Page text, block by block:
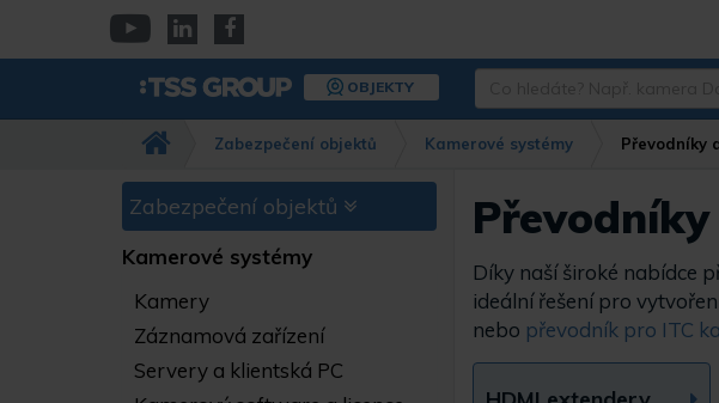
YouTubeLinkedinFacebook
OBJEKTY
Co
Např.
kamera
HFW…
Zabezpečení objektů Kamerové systémy Převodníky
Zabezpečení objektů
Kamerové systémy
Kamery
Záznamová zařízení
Servery a klientská PC
Díky naší široké nabídce
ideální řešení pro
nebo převodník pro ITC